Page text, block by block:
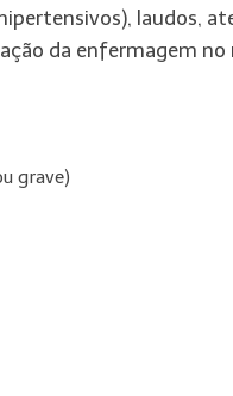
laudos,
da enfermagem
grave)